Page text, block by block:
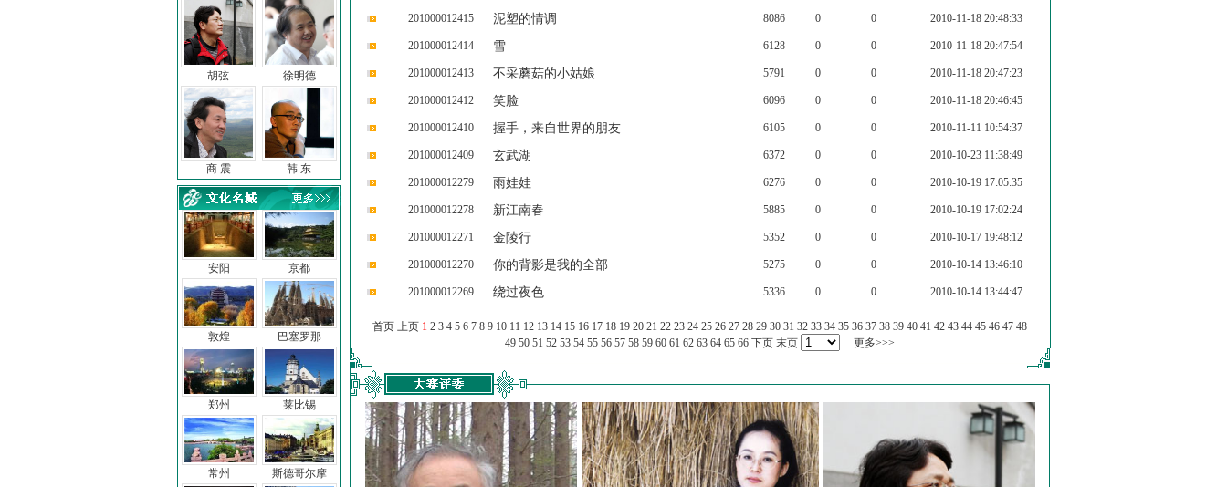
胡弦 徐明德
商 震 韩 东
安阳
敦煌
郑州
常州
京都
巴塞罗那
莱比锡
斯德哥尔摩
201000012415 泥塑的情调 8086 0 0 2010-11-18 20:48:33
201000012414 雪 6128 0 0 2010-11-18 20:47:54
201000012413 不采蘑菇的小姑娘 5791 0 0 2010-11-18 20:47:23
201000012412 笑脸 6096 0 0 2010-11-18 20:46:45
201000012410 握手，来自世界的朋友 6105 0 0 2010-11-11 10:54:37
201000012409 玄武湖 6372 0 0 2010-10-23 11:38:49
201000012279 雨娃娃 6276 0 0 2010-10-19 17:05:35
201000012278 新江南春 5885 0 0 2010-10-19 17:02:24
201000012271 金陵行 5352 0 0 2010-10-17 19:48:12
201000012270 你的背影是我的全部 5275 0 0 2010-10-14 13:46:10
201000012269 绕过夜色 5336 0 0 2010-10-14 13:44:47
首页 上页 1 2 3 4 5 6 7 8 9 10 11 12 13 14 15 16 17 18 19 20 21 22 23 24 25 26 27 28 29 30 31 32 33 34 35 36 37 38 39 40 41 42 43 44 45 46 47 48
49 50 51 52 53 54 55 56 57 58 59 60 61 62 63 64 65 66 下页 末页 更多>>>